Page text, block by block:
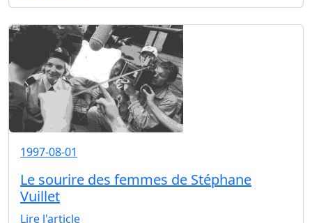
1997-08-01
Le sourire des femmes de Stéphane
Vuillet
Lire l'article